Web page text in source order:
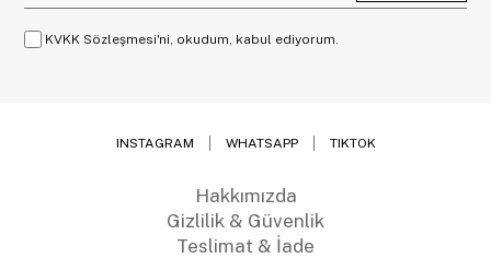
KVKK Sözleşmesi'ni, okudum, kabul ediyorum.
INSTAGRAM WHATSAPP TIKTOK
Hakkımızda
Gizlilik & Güvenlik
Teslimat & İade